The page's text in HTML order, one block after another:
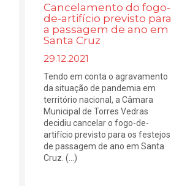
Cancelamento do fogo-
de-artifício previsto para
a passagem de ano em
Santa Cruz
29.12.2021
Tendo em conta o agravamento
da situação de pandemia em
território nacional, a Câmara
Municipal de Torres Vedras
decidiu cancelar o fogo-de-
artifício previsto para os festejos
de passagem de ano em Santa
Cruz. (...)